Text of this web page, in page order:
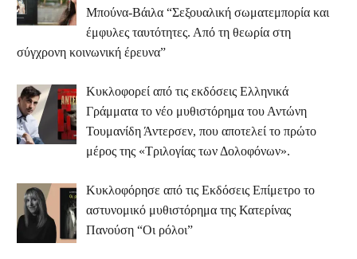
Μπούνα-Βάιλα “Σεξουαλική σωματεμπορία και
έμφυλες ταυτότητες. Από τη θεωρία στη
σύγχρονη κοινωνική έρευνα”
Κυκλοφορεί από τις εκδόσεις Ελληνικά
Γράμματα το νέο μυθιστόρημα του Αντώνη
Τουμανίδη Άντερσεν, που αποτελεί το πρώτο
μέρος της «Τριλογίας των Δολοφόνων».
Κυκλοφόρησε από τις Εκδόσεις Επίμετρο το
αστυνομικό μυθιστόρημα της Κατερίνας
Πανούση “Οι ρόλοι”